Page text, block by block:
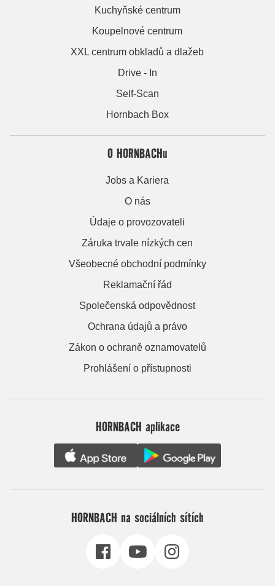
Kuchyňské centrum
Koupelnové centrum
XXL centrum obkladů a dlažeb
Drive - In
Self-Scan
Hornbach Box
O HORNBACHu
Jobs a Kariera
O nás
Údaje o provozovateli
Záruka trvale nízkých cen
Všeobecné obchodní podmínky
Reklamační řád
Společenská odpovědnost
Ochrana údajů a právo
Zákon o ochraně oznamovatelů
Prohlášení o přístupnosti
HORNBACH aplikace
HORNBACH na sociálních sítích